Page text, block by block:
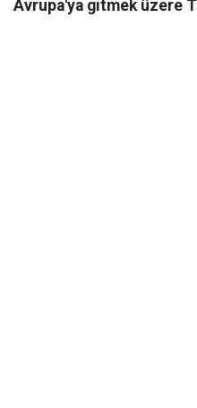
Avrupa'ya gitmek üzere